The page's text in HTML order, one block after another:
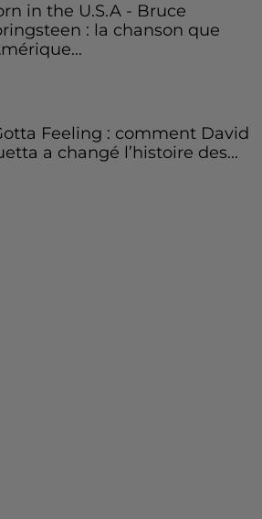
in the U.S.A - Bruce
: la chanson que
Feeling : comment David
a changé l’histoire des...